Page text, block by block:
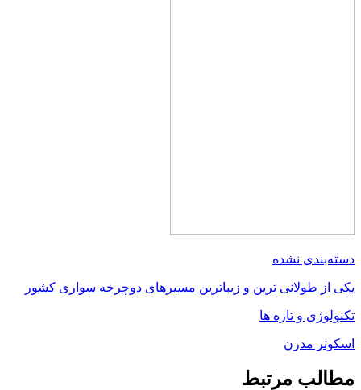
دسته‌بندی نشده
يكى از طولانى ترين و زيباترين مسيرهاى دوچرخه سوارى كشور
تکنولوژی و تازه ها
اسکوتر مدرن
مطالب مرتبط